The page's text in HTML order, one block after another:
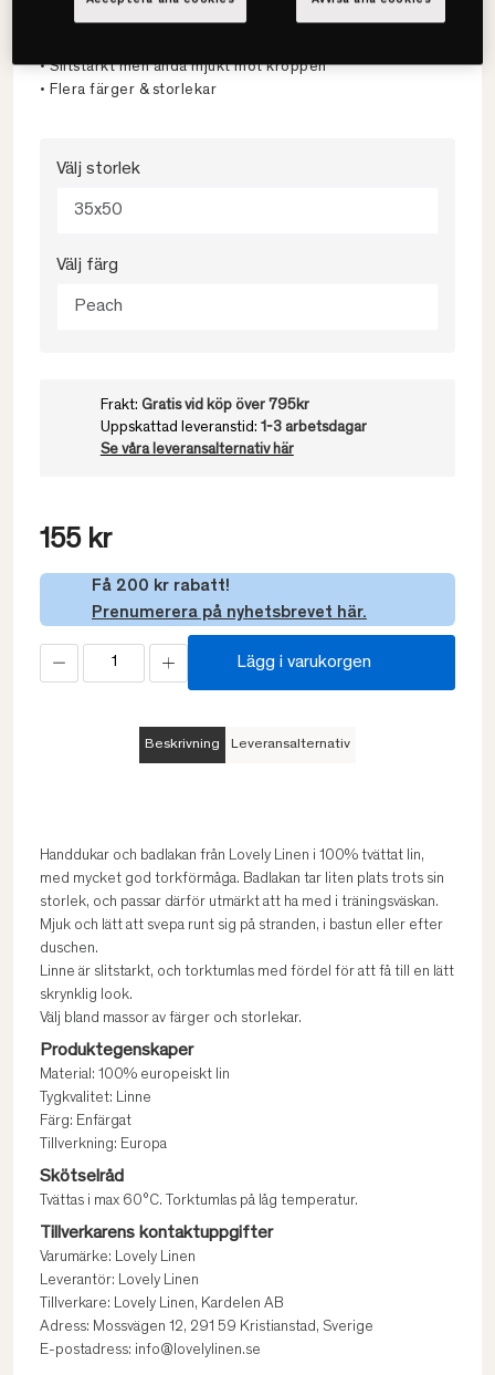
• Slitstarkt men ändå mjukt mot kroppen
• Flera färger & storlekar
Välj storlek
35x50
Välj färg
Peach
Frakt: Gratis vid köp över 795kr
Uppskattad leveranstid: 1-3 arbetsdagar
Se våra leveransalternativ här
155 kr
Få 200 kr rabatt!
Prenumerera på nyhetsbrevet här.
Lägg i varukorgen
Beskrivning Leveransalternativ
Handdukar och badlakan från Lovely Linen i 100% tvättat lin,
med mycket god torkförmåga. Badlakan tar liten plats trots sin
storlek, och passar därför utmärkt att ha med i träningsväskan.
Mjuk och lätt att svepa runt sig på stranden, i bastun eller efter
duschen.
Linne är slitstarkt, och torktumlas med fördel för att få till en lätt
skrynklig look.
Välj bland massor av färger och storlekar.
Produktegenskaper
Material: 100% europeiskt lin
Tygkvalitet: Linne
Färg: Enfärgat
Tillverkning: Europa
Skötselråd
Tvättas i max 60°C. Torktumlas på låg temperatur.
Tillverkarens kontaktuppgifter
Varumärke: Lovely Linen
Leverantör: Lovely Linen
Tillverkare: Lovely Linen, Kardelen AB
Adress: Mossvägen 12, 291 59 Kristianstad, Sverige
E-postadress: info@lovelylinen.se